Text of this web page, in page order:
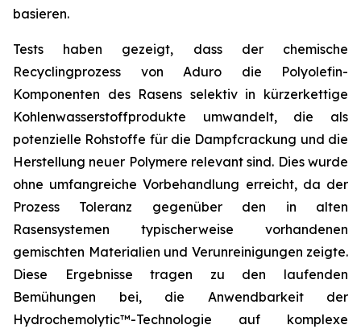
basieren.
Tests haben gezeigt, dass der chemische
Recyclingprozess von Aduro die Polyolefin-
Komponenten des Rasens selektiv in kürzerkettige
Kohlenwasserstoffprodukte umwandelt, die als
potenzielle Rohstoffe für die Dampfcrackung und die
Herstellung neuer Polymere relevant sind. Dies wurde
ohne umfangreiche Vorbehandlung erreicht, da der
Prozess Toleranz gegenüber den in alten
Rasensystemen typischerweise vorhandenen
gemischten Materialien und Verunreinigungen zeigte.
Diese Ergebnisse tragen zu den laufenden
Bemühungen bei, die Anwendbarkeit der
Hydrochemolytic™-Technologie auf komplexe